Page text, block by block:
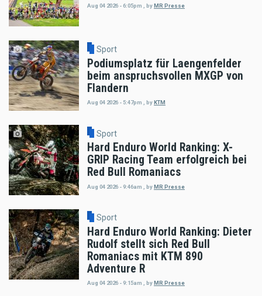
Aug 04 2026 - 6:05pm byMR Presse
Sport
Podiumsplatz für Laengenfelder
beim anspruchsvollen MXGP von
Flandern
Aug 04 2026 - 5:47pm byKTM
Sport
Hard Enduro World Ranking: X-
GRIP Racing Team erfolgreich bei
Red Bull Romaniacs
Aug 04 2026 - 9:46am byMR Presse
Sport
Hard Enduro World Ranking: Dieter
Rudolf stellt sich Red Bull
Romaniacs mit KTM 890
Adventure R
Aug 04 2026 - 9:15am , by MR Presse